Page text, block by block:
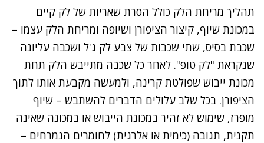
תהליך מריחת הלק כולל הסרת שאריות של לק קיים
במכונת שיוף, קיצור הציפורן ושיופה ומריחת הלק עצמו –
שכבת בסיס, שתי שכבות של צבע לק ג'ל ושכבה עליונה
שנקראת "לק טופ". לאחר כל שכבה מתייבש הלק תחת
מכונת ייבוש שפולטת קרינה, ולמעשה מקבעת אותו לתוך
הציפורן. בכל שלב עלולים הדברים להשתבש – שיוף
מופרז, שימוש לא זהיר במכונת הייבוש או במכונה שאינה
תקנית, תגובה (כימית או אלרגית) לחומרים הנמרחים –